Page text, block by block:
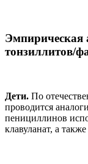
Эмпирическая
тонзиллитов/
Дети. По
проводится
пенициллинов
клавуланат, а